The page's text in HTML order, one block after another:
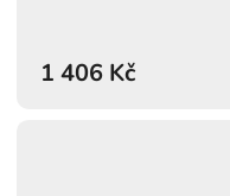
1 406 Kč